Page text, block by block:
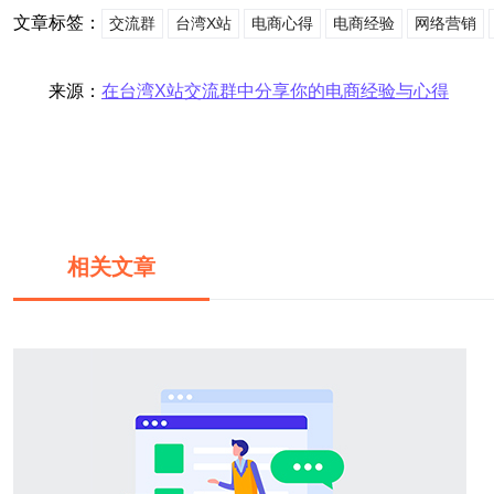
文章标签： 交流群 台湾X站 电商心得 电商经验 网络营销
来源： 在台湾X站交流群中分享你的电商经验与心得
相关文章